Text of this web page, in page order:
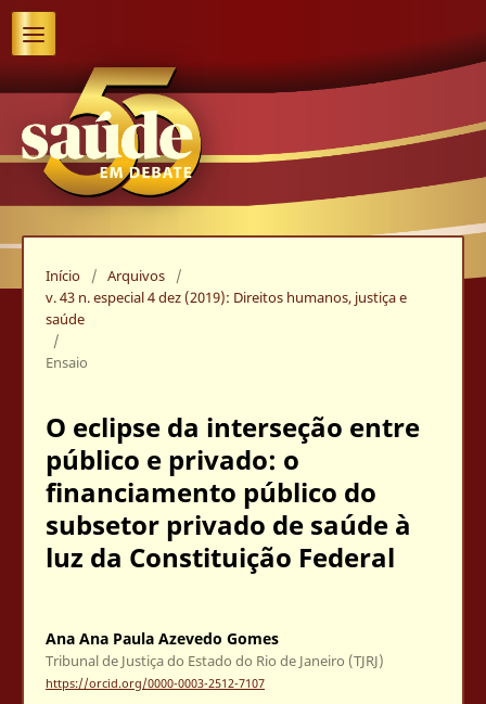
Início / Arquivos
/
v. 43 n. especial 4 dez (2019): Direitos humanos, justiça e
saúde
/
Ensaio
O eclipse da interseção entre
público e privado: o
financiamento público do
subsetor privado de saúde à
luz da Constituição Federal
Ana Ana Paula Azevedo Gomes
Tribunal de Justiça do Estado do Rio de Janeiro (TJRJ)
https://orcid.org/0000-0003-2512-7107